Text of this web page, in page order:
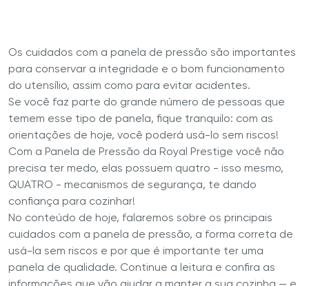
Os cuidados com a panela de pressão são importantes
para conservar a integridade e o bom funcionamento
do utensílio, assim como para evitar acidentes.
Se você faz parte do grande número de pessoas que
temem esse tipo de panela, fique tranquilo: com as
orientações de hoje, você poderá usá-lo sem riscos!
Com a Panela de Pressão da Royal Prestige você não
precisa ter medo, elas possuem quatro - isso mesmo,
QUATRO - mecanismos de segurança, te dando
confiança para cozinhar!
No conteúdo de hoje, falaremos sobre os principais
cuidados com a panela de pressão, a forma correta de
usá-la sem riscos e por que é importante ter uma
panela de qualidade. Continue a leitura e confira as